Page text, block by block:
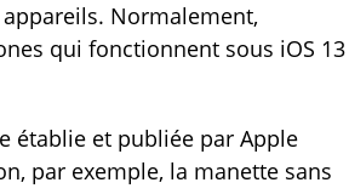
appareils. Normalement,
qui fonctionnent sous iOS 13
établie et publiée par Apple
par exemple, la manette sans